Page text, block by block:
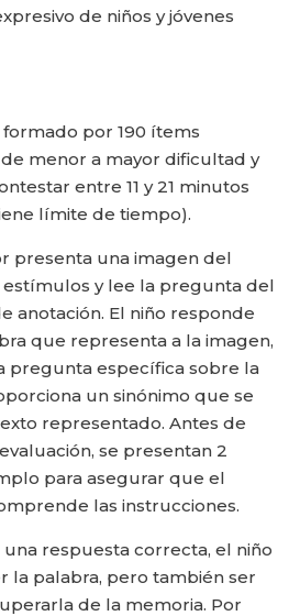
de niños y jóvenes
formado por 190 ítems
menor a mayor dificultad y
entre 11 y 21 minutos
límite de tiempo).
presenta una imagen del
y lee la pregunta del
anotación. El niño responde
que representa a la imagen,
pregunta específica sobre la
un sinónimo que se
representado. Antes de
se presentan 2
para asegurar que el
las instrucciones.
respuesta correcta, el niño
la palabra, pero también ser
de la memoria. Por